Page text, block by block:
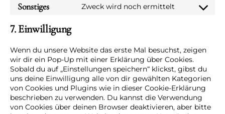
service
Sonstiges Zweck wird noch ermittelt
Consent
sonstiges
7. Einwilligung
Wenn du unsere Website das erste Mal besuchst, zeigen
wir dir ein Pop-Up mit einer Erklärung über Cookies.
Sobald du auf „Einstellungen speichern“ klickst, gibst du
uns deine Einwilligung alle von dir gewählten Kategorien
von Cookies und Plugins wie in dieser Cookie-Erklärung
beschrieben zu verwenden. Du kannst die Verwendung
von Cookies über deinen Browser deaktivieren, aber bitte